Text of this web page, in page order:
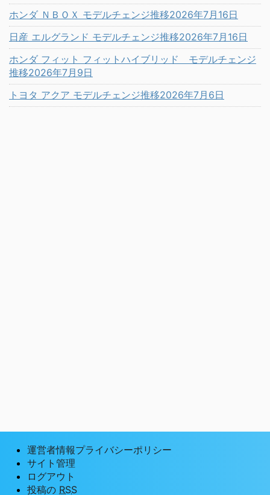
ホンダ ＮＢＯＸ モデルチェンジ推移2026年7月16日
日産 エルグランド モデルチェンジ推移2026年7月16日
ホンダ フィット フィットハイブリッド モデルチェンジ
推移2026年7月9日
トヨタ アクア モデルチェンジ推移2026年7月6日
運営者情報プライバシーポリシー
サイト管理
ログアウト
投稿の RSS